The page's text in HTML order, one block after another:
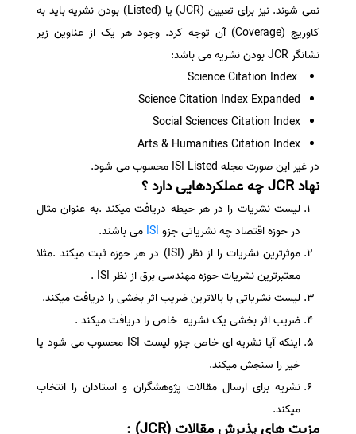
نمی شوند. نیز برای تعیین (JCR) یا (Listed) بودن نشریه باید به
کاوریج (Coverage) آن توجه کرد. وجود هر یک از عناوین زیر
نشانگر JCR بودن نشریه می باشد:
Science Citation Index
Science Citation Index Expanded
Social Sciences Citation Index
Arts & Humanities Citation Index
در غیر این صورت مجله ISI Listed محسوب می شود.
نهاد JCR چه عملکردهایی دارد ؟
لیست نشریات را در هر حیطه دریافت میکند .به عنوان مثال
در حوزه اقتصاد چه نشریاتی جزو
می باشند.
موثرترین نشریات را از نظر (ISI) در هر حوزه ثبت میکند .مثلا
معتبرترین نشریات حوزه مهندسی برق از نظر ISI .
لیست نشریاتی با بالاترین ضریب اثر بخشی را دریافت میکند.
ضریب اثر بخشی یک نشریه خاص را دریافت میکند .
اینکه آیا نشریه ای خاص جزو لیست ISI محسوب می شود یا
خیر را سنجش میکند.
نشریه برای ارسال مقالات پژوهشگران و استادان را انتخاب
میکند.